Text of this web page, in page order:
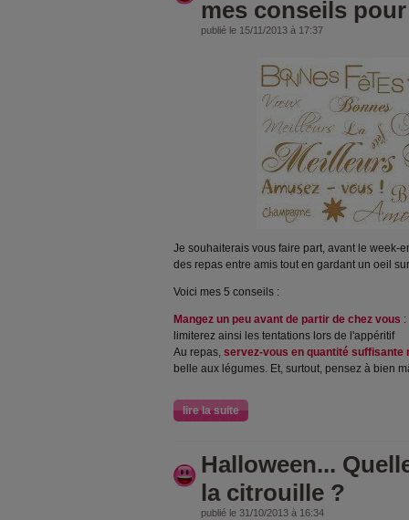
mes conseils
publié le 15/11/2013 à 17:37
Je souhaiterais vous faire part, avant le week-
des repas entre amis tout en gardant un oeil
Voici mes 5 conseils :
Mangez un peu avant de partir de chez vous
limiterez ainsi les tentations lors de l'appéritif
Au repas, servez-vous en quantité suffisante
belle aux légumes. Et, surtout, pensez à bien
lire la suite
Halloween...
la citrouille ?
publié le 31/10/2013 à 16:34